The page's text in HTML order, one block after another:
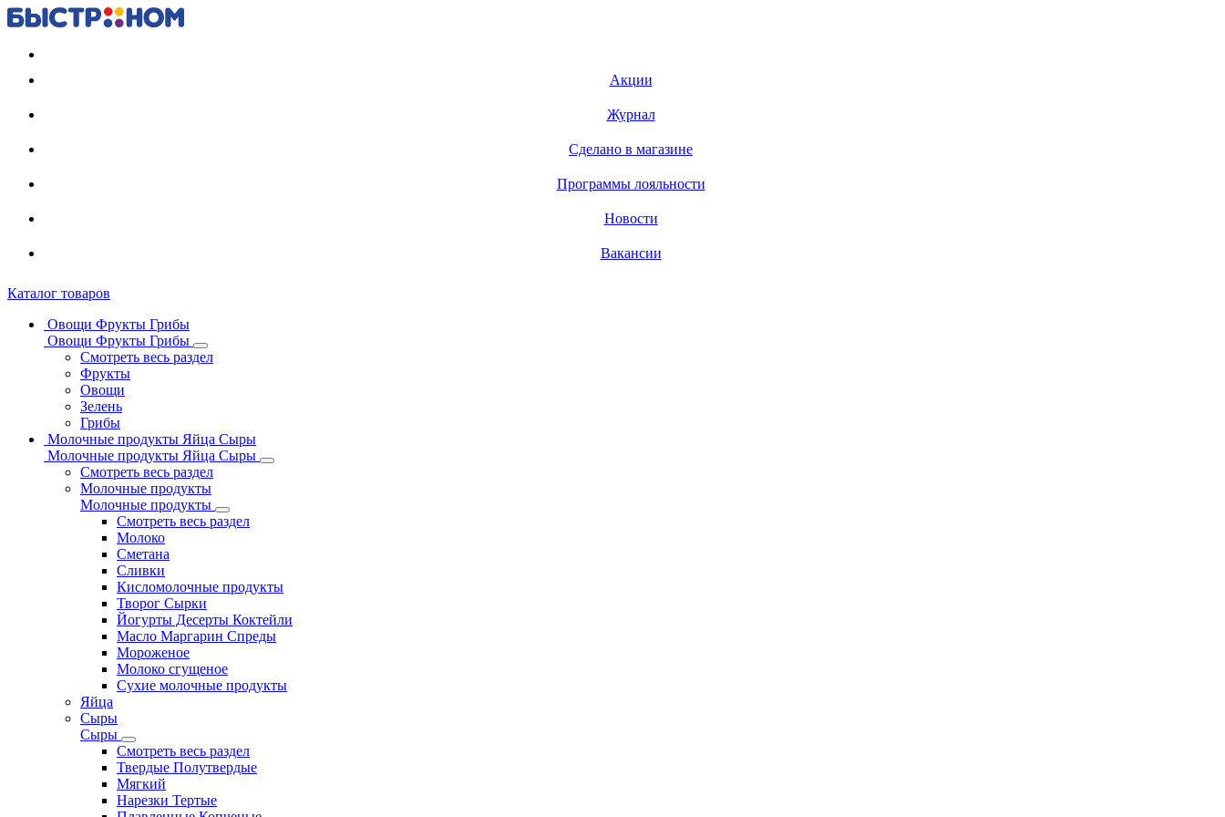
Акции
Журнал
Сделано в магазине
Программы лояльности
Новости
Вакансии
Каталог товаров
Овощи Фрукты Грибы
Овощи Фрукты Грибы
Смотреть весь раздел
Фрукты
Овощи
Зелень
Грибы
Молочные продукты Яйца Сыры
Молочные продукты Яйца Сыры
Смотреть весь раздел
Молочные продукты
Молочные продукты
Смотреть весь раздел
Молоко
Сметана
Сливки
Кисломолочные продукты
Творог Сырки
Йогурты Десерты Коктейли
Масло Маргарин Спреды
Мороженое
Молоко сгущеное
Сухие молочные продукты
Яйца
Сыры
Сыры
Смотреть весь раздел
Твердые Полутвердые
Мягкий
Нарезки Тертые